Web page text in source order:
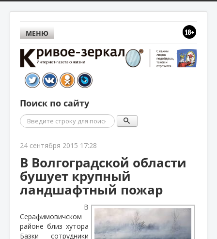
МЕНЮ
Поиск по сайту
Поиск
24 сентября 2015 17:28
В Волгоградской области
бушует крупный
ландшафтный пожар
В
Серафимовичском
районе близ хутора
Базки сотрудники